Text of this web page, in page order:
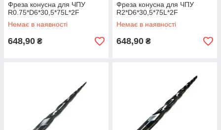
Фреза конусна для ЧПУ
R0.75*D6*30,5*75L*2F
Немає в наявності
648,90 ₴
Фреза конусна для ЧПУ
R2*D6*30,5*75L*2F
Немає в наявності
648,90 ₴